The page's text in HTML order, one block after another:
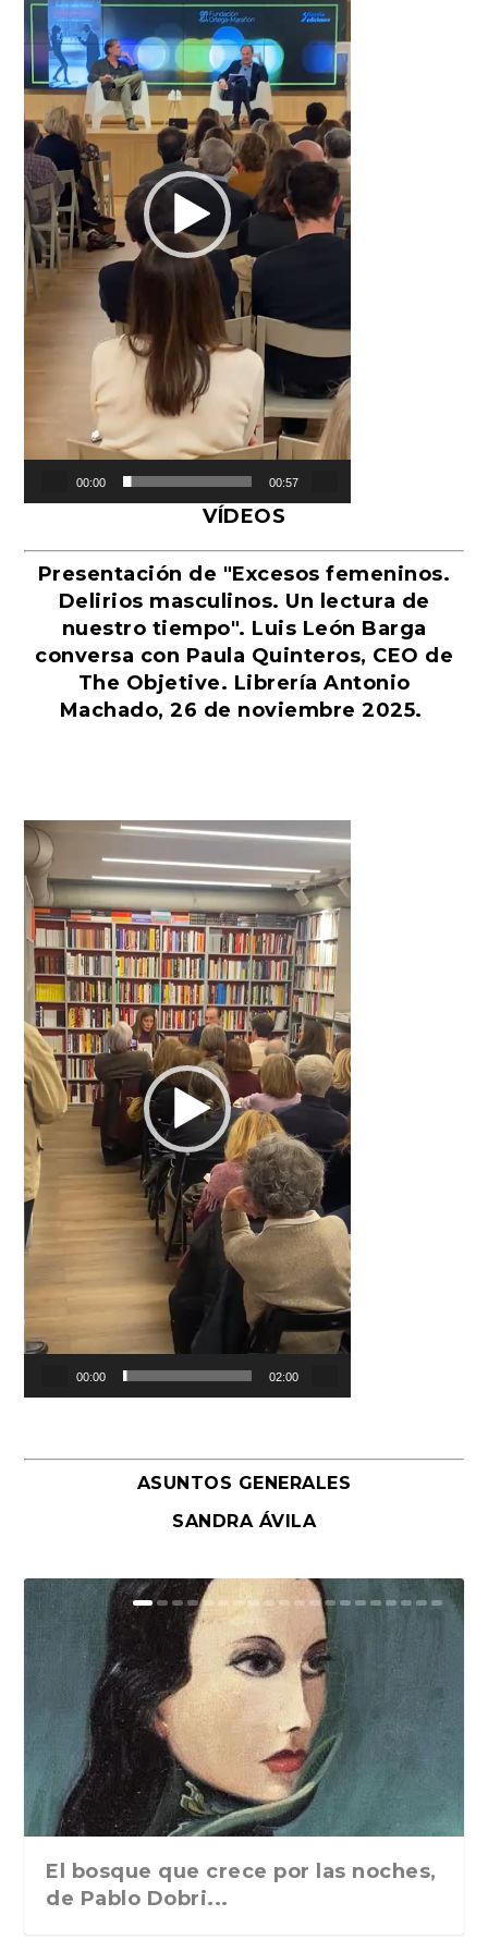
00:00 00:57
VÍDEOS
Presentación de "Excesos femeninos.
Delirios masculinos. Un lectura de
nuestro tiempo". Luis León Barga
conversa con Paula Quinteros, CEO de
The Objetive. Librería Antonio
Machado, 26 de noviembre 2025.
Reproductor
de
vídeo
00:00 02:00
ASUNTOS GENERALES
SANDRA ÁVILA
El bosque que crece por las noches,
de Pablo Dobri...